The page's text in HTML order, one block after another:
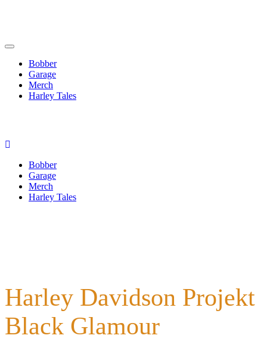
Bobber
Garage
Merch
Harley Tales
Bobber
Garage
Merch
Harley Tales
Harley Davidson Projekt
Black Glamour